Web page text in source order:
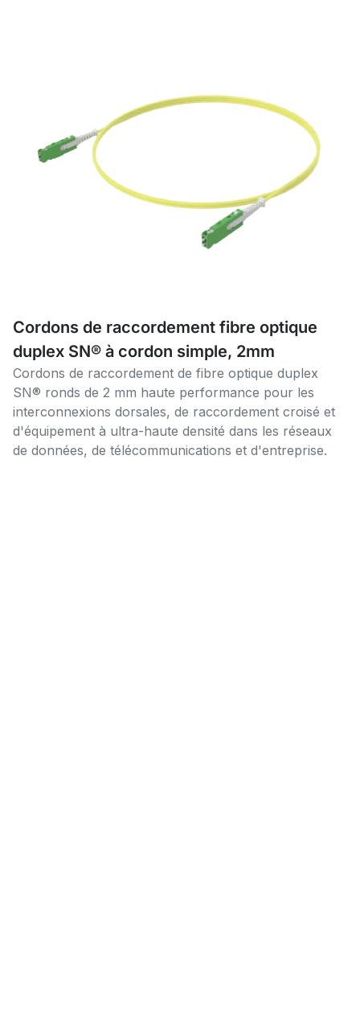
Cordons de raccordement fibre optique
duplex SN® à cordon simple, 2mm
Cordons de raccordement de fibre optique duplex
SN® ronds de 2 mm haute performance pour les
interconnexions dorsales, de raccordement croisé et
d'équipement à ultra-haute densité dans les réseaux
de données, de télécommunications et d'entreprise.